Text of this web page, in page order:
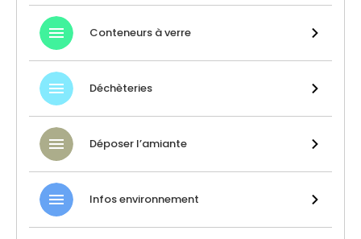
Conteneurs à verre
Déchèteries
Déposer l’amiante
Infos environnement